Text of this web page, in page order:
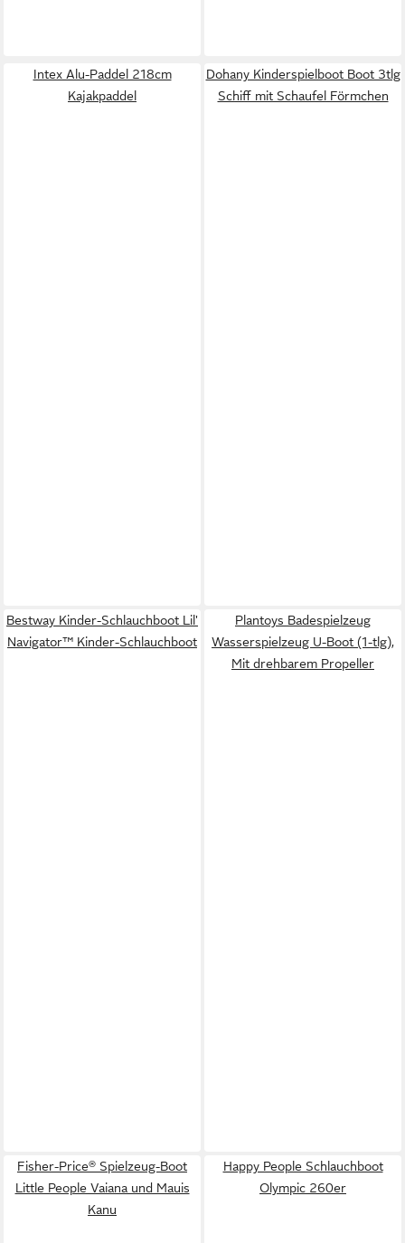
Intex Alu-Paddel 218cm
Kajakpaddel
Dohany Kinderspielboot Boot 3tlg
Schiff mit Schaufel Förmchen
Bestway Kinder-Schlauchboot Lil'
Navigator™ Kinder-Schlauchboot
Plantoys Badespielzeug
Wasserspielzeug U-Boot (1-tlg),
Mit drehbarem Propeller
Fisher-Price® Spielzeug-Boot
Little People Vaiana und Mauis
Kanu
Happy People Schlauchboot
Olympic 260er